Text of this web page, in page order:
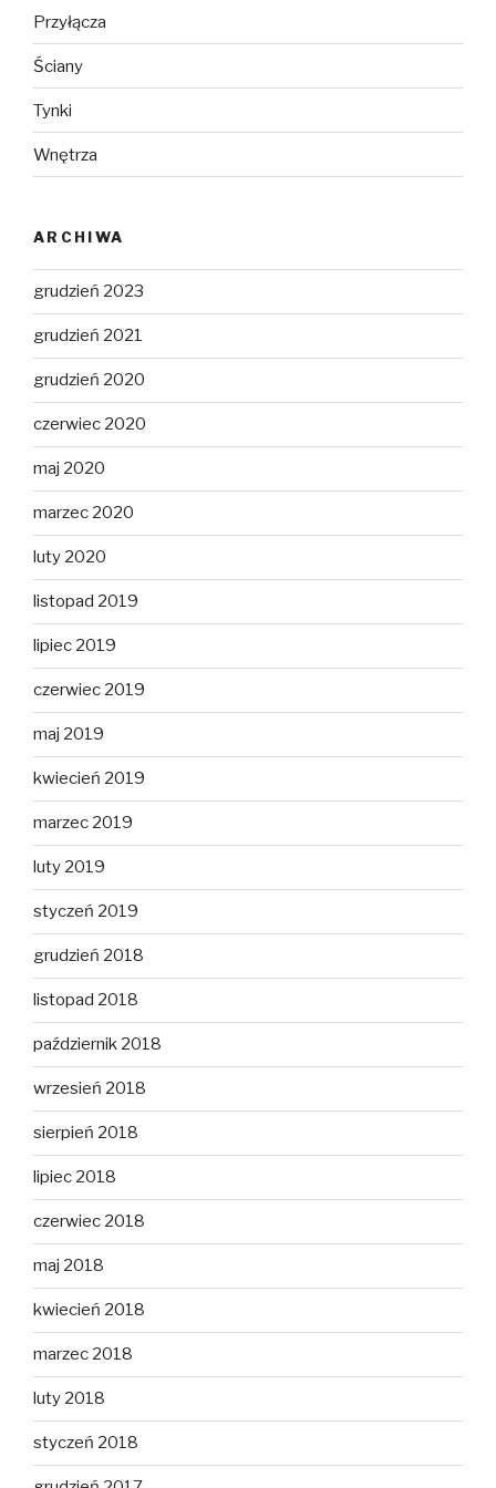
Przyłącza
Ściany
Tynki
Wnętrza
ARCHIWA
grudzień 2023
grudzień 2021
grudzień 2020
czerwiec 2020
maj 2020
marzec 2020
luty 2020
listopad 2019
lipiec 2019
czerwiec 2019
maj 2019
kwiecień 2019
marzec 2019
luty 2019
styczeń 2019
grudzień 2018
listopad 2018
październik 2018
wrzesień 2018
sierpień 2018
lipiec 2018
czerwiec 2018
maj 2018
kwiecień 2018
marzec 2018
luty 2018
styczeń 2018